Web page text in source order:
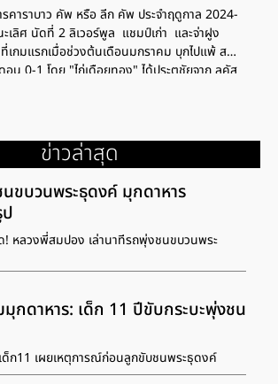
คาราบาว คัพ หรือ ลีก คัพ ประจำฤดูกาล 2024-
เลิศ นัดที่ 2 ลิเวอร์พูล แชมป์เก่า และจ่าฝูง
เกมแรกเมื่อช่วงต้นเดือนมกราคม บุกไปแพ้ ส
อน 0-1 โดย "ไก่เดือยทอง" ได้ประตูชัยจาก ลูคัส
คน ปะทะ ลิเวอร์พูล ศึกคาราบาว คัพ รอบรองฯ
บไม่หนัก "อาร์เน่อ" รอเช็กฟิตก่อนตัดสินใจส่งลง
AFP/Paul ELLIS […]
ข่าวล่าสุด
ขบวนพระธุดงค์ มุกดาหาร
หลวงพี่สมปอง เล่านาทีรถพุ่งชนขบวนพระ
กดาหาร: เด็ก 11 ปีขับกระบะพุ่งชน
ด็ก11 เผยเหตุการณ์ก่อนลูกขับชนพระธุดงค์